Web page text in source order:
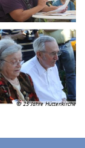
© 25 Jahre Hüttenkirche